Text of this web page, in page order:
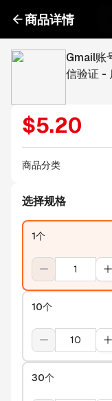
商品详情
Gmail账
信验证 -
$5.20
商品分类
选择规格
1个
10个
30个